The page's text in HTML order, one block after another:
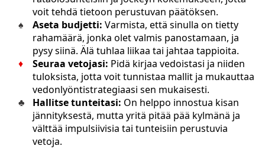
voit tehdä tietoon perustuvan päätöksen.
Aseta budjetti: Varmista, että sinulla on tietty
rahamäärä, jonka olet valmis panostamaan, ja
pysy siinä. Älä tuhlaa liikaa tai jahtaa tappioita.
Seuraa vetojasi: Pidä kirjaa vedoistasi ja niiden
tuloksista, jotta voit tunnistaa mallit ja mukauttaa
vedonlyöntistrategiaasi sen mukaisesti.
Hallitse tunteitasi: On helppo innostua kisan
jännityksestä, mutta yritä pitää pää kylmänä ja
välttää impulsiivisia tai tunteisiin perustuvia
vetoja.